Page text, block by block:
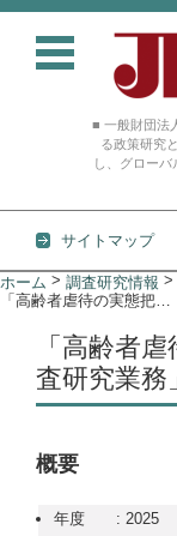
■ 一般財団法
る政策研究
し、グロー
サイトマップ
コンテンツに移動
ホーム > 調査研究情報 >
「高齢者虐待の実態把握等のための調査研究業務」に係る調査支援業務
「高齢者
査研究業務
概要
年度 : 2025